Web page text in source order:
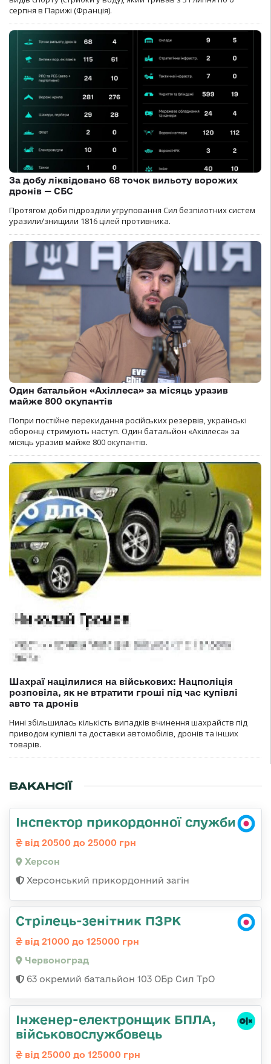
серпня в Парижі (Франція).
За добу ліквідовано 68 точок вильоту ворожих
дронів — СБС
Протягом доби підрозділи угруповання Сил безпілотних систем
уразили/знищили 1816 цілей противника.
Один батальйон «Ахіллеса» за місяць уразив
майже 800 окупантів
Попри постійне перекидання російських резервів, українські
оборонці стримують наступ. Один батальйон «Ахіллеса» за
місяць уразив майже 800 окупантів.
Шахраї націлилися на військових: Нацполіція
розповіла, як не втратити гроші під час купівлі
авто та дронів
Нині збільшилась кількість випадків вчинення шахрайств під
приводом купівлі та доставки автомобілів, дронів та інших
товарів.
ВАКАНСІЇ
Інспектор прикордонної служби
від 20500 до 25000 грн
Херсон
Херсонський прикордонний загін
Стрілець-зенітник ПЗРК
від 21000 до 125000 грн
Червоноград
63 окремий батальйон 103 ОБр Сил ТрО
Інженер-електронщик БПЛА,
військовослужбовець
від 25000 до 125000 грн